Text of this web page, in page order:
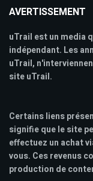
AVERTISSEMENT
uTrail est un media
indépendant. Les
uTrail,
site uTrail.
Certains liens
signifie que le site
effectuez un achat
vous. Ces revenus
production de